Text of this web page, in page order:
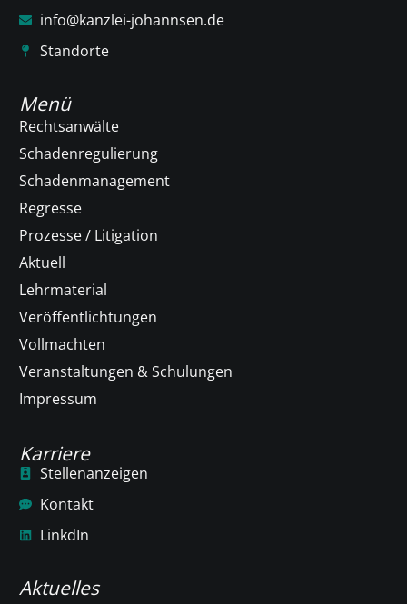
info@kanzlei-johannsen.de
Standorte
Menü
Rechtsanwälte
Schadenregulierung
Schadenmanagement
Regresse
Prozesse / Litigation
Aktuell
Lehrmaterial
Veröffentlichtungen
Vollmachten
Veranstaltungen & Schulungen
Impressum
Karriere
Stellenanzeigen
Kontakt
LinkdIn
Aktuelles